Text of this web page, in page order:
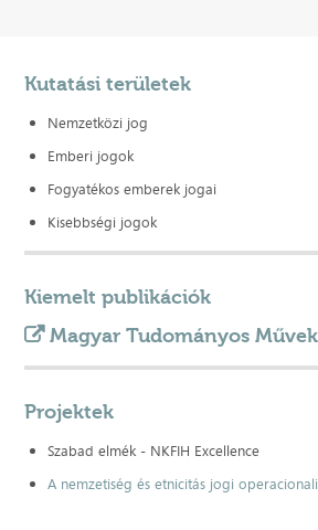
Kutatási területek
Nemzetközi jog
Emberi jogok
Fogyatékos emberek jogai
Kisebbségi jogok
Kiemelt publikációk
Magyar Tudományos
Projektek
Szabad elmék - NKFIH Excellence
A nemzetiség és etnicitás jogi